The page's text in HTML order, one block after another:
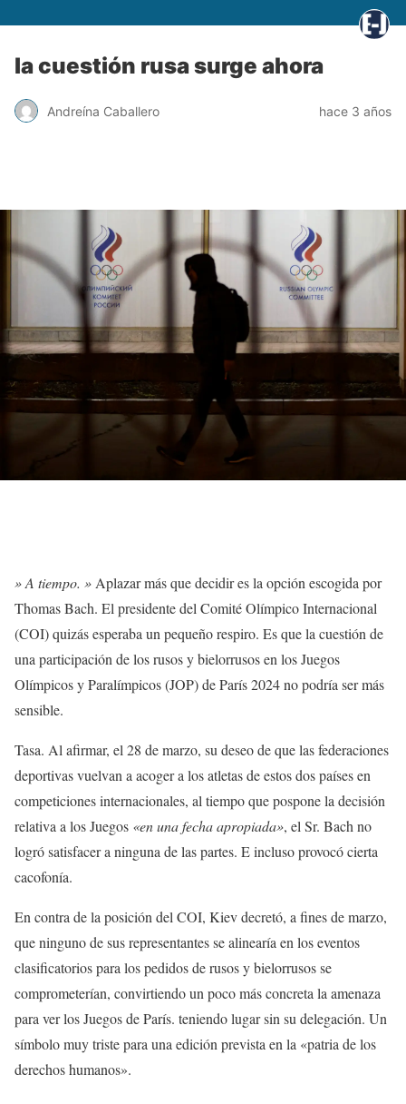
la cuestión rusa surge ahora
Andreína Caballero hace 3 años
» A tiempo. » Aplazar más que decidir es la opción escogida por
Thomas Bach. El presidente del Comité Olímpico Internacional
(COI) quizás esperaba un pequeño respiro. Es que la cuestión de
una participación de los rusos y bielorrusosen los Juegos
Olímpicos y Paralímpicos (JOP) de París 2024 no podría ser más
sensible.
Tasa. Al afirmar, el 28 de marzo, su deseo de que las federaciones
deportivas vuelvan a acoger a los atletas de estos dos países en
competiciones internacionales, al tiempo que pospone la decisión
relativa a los Juegos «en una fecha apropiada», el Sr. Bach no
logró satisfacer a ninguna de las partes. E incluso provocó cierta
cacofonía.
En contra de la posición del COI, Kiev decretó, a fines de marzo,
que ninguno de sus representantes se alinearía en los eventos
clasificatorios para los pedidos de rusos y bielorrusos se
comprometerían, convirtiendo un poco más concreta la amenaza
para ver los Juegos de París. teniendo lugar sin su delegación. Un
símbolo muy triste para una edición prevista en la «patria de los
derechos humanos».